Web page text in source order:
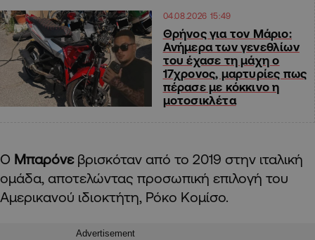
04.08.2026 15:49
Θρήνος για τον Μάριο:
Ανήμερα των γενεθλίων
του έχασε τη μάχη ο
17χρονος, μαρτυρίες πως
πέρασε με κόκκινο η
μοτοσικλέτα
Ο Μπαρόνε βρισκόταν από το 2019 στην ιταλική
ομάδα, αποτελώντας προσωπική επιλογή του
Αμερικανού ιδιοκτήτη, Ρόκο Κομίσο.
Advertisement